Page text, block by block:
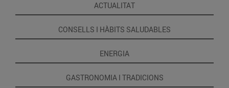
ACTUALITAT
CONSELLS I HÀBITS SALUDABLES
ENERGIA
GASTRONOMIA I TRADICIONS